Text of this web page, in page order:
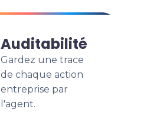
Auditabilité
Gardez une trace
de chaque action
entreprise par
l'agent.